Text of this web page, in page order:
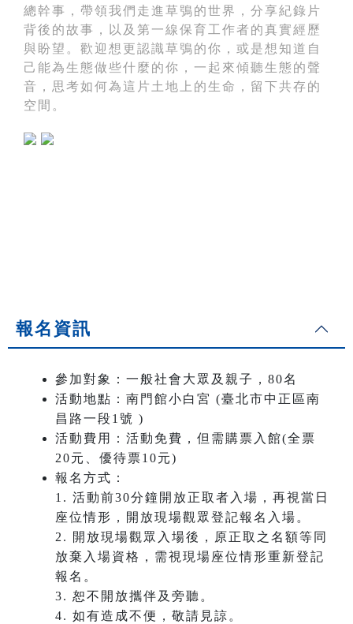
總幹事，帶領我們走進草鴞的世界，分享紀錄片
背後的故事，以及第一線保育工作者的真實經歷
與盼望。歡迎想更認識草鴞的你，或是想知道自
己能為生態做些什麼的你，一起來傾聽生態的聲
音，思考如何為這片土地上的生命，留下共存的
空間。
報名資訊
參加對象：一般社會大眾及親子，80名
活動地點：南門館小白宮 (臺北市中正區南
昌路一段1號 )
活動費用：活動免費，但需購票入館(全票
20元、優待票10元)
報名方式：
1. 活動前30分鐘開放正取者入場，再視當日
座位情形，開放現場觀眾登記報名入場。
2. 開放現場觀眾入場後，原正取之名額等同
放棄入場資格，需視現場座位情形重新登記
報名。
3. 恕不開放攜伴及旁聽。
4. 如有造成不便，敬請見諒。